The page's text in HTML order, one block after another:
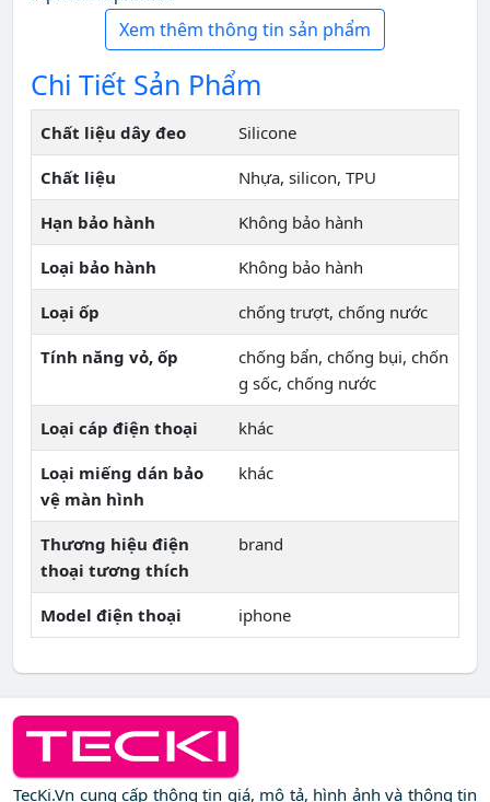
Xem thêm thông tin sản phẩm
Chi Tiết Sản Phẩm
Chất liệu dây đeo Silicone
Chất liệu Nhựa, silicon, TPU
Hạn bảo hành Không bảo hành
Loại bảo hành Không bảo hành
Loại ốp chống trượt, chống nước
Tính năng vỏ, ốp
chống bẩn, chống bụi, chốn
g sốc, chống nước
Loại cáp điện thoại khác
Loại miếng dán bảo
vệ màn hình
khác
Thương hiệu điện
thoại tương thích
brand
Model điện thoại iphone
TecKi.Vn cung cấp thông tin giá, mô tả, hình ảnh và thông tin